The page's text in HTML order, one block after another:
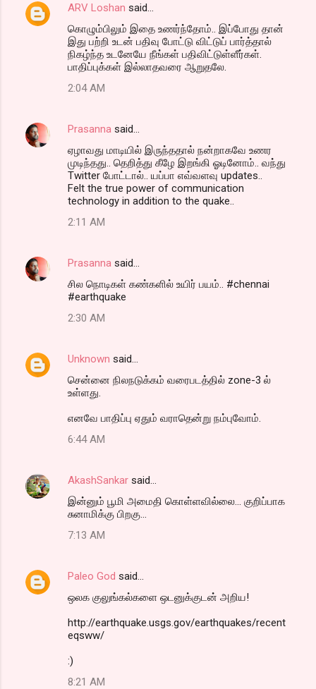
n
ARV Loshan said…
கொழும்பிலும் இதை உணர்ந்தோம்.. இப்போது தான்
இது பற்றி உடன் பதிவு போட்டு விட்டுப் பார்த்தால்
நிகழ்ந்த உடனேயே நீங்கள் பதிவிட்டுள்ளீர்கள்.
பாதிப்புக்கள் இல்லாதவரை ஆறுதலே.
2:04 AM
Prasanna said…
ஏழாவது மாடியில் இருந்ததால் நன்றாகவே உணர
முடிந்தது.. தெறித்து கீழே இறங்கி ஓடினோம்.. வந்து
Twitter போட்டால்.. யப்பா எவ்வளவு updates..
Felt the true power of communication
technology in addition to the quake..
2:11 AM
Prasanna said…
சில நொடிகள் கண்களில் உயிர் பயம்.. #chennai
#earthquake
2:30 AM
Unknown said…
சென்னை நிலநடுக்கம் வரைபடத்தில் zone-3 ல்
உள்ளது.
எனவே பாதிப்பு ஏதும் வராதென்று நம்புவோம்.
6:44 AM
AkashSankar said…
இன்னும் பூமி அமைதி கொள்ளவில்லை... குறிப்பாக
சுனாமிக்கு பிறகு...
7:13 AM
Paleo God said…
ஒலக குலுங்கல்களை ஒடனுக்குடன் அறிய!
http://earthquake.usgs.gov/earthquakes/recent
eqsww/
:)
8:21 AM